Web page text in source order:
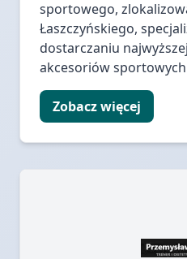
sportowego,
Łaszczyńskiego,
dostarczaniu
akcesoriów
Zobacz więcej